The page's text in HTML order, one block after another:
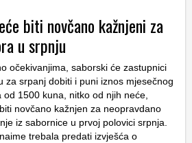
biti novčano kažnjeni za
u srpnju
očekivanjima, saborski će zastupnici
za srpanj dobiti i puni iznos mjesečnog
od 1500 kuna, nitko od njih neće,
novčano kažnjen za neopravdano
iz sabornice u prvoj polovici srpnja.
trebala predati izvješća o